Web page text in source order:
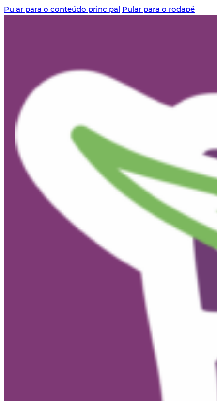
Pular para o conteúdo principal Pular para o rodapé